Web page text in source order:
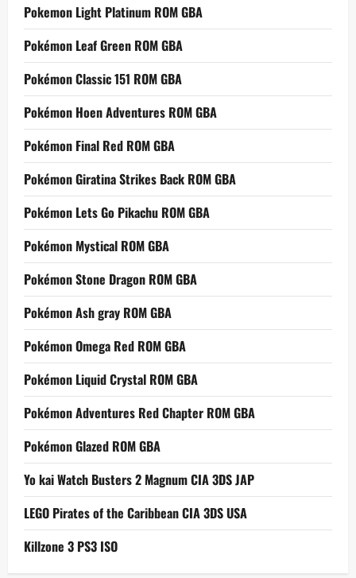
Pokemon Light Platinum ROM GBA
Pokémon Leaf Green ROM GBA
Pokémon Classic 151 ROM GBA
Pokémon Hoen Adventures ROM GBA
Pokémon Final Red ROM GBA
Pokémon Giratina Strikes Back ROM GBA
Pokémon Lets Go Pikachu ROM GBA
Pokémon Mystical ROM GBA
Pokémon Stone Dragon ROM GBA
Pokémon Ash gray ROM GBA
Pokémon Omega Red ROM GBA
Pokémon Liquid Crystal ROM GBA
Pokémon Adventures Red Chapter ROM GBA
Pokémon Glazed ROM GBA
Yo kai Watch Busters 2 Magnum CIA 3DS JAP
LEGO Pirates of the Caribbean CIA 3DS USA
Killzone 3 PS3 ISO